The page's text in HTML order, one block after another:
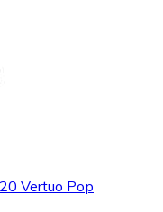
Vertuo Pop